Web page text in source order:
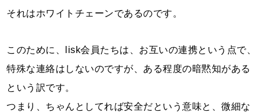
それはホワイトチェーンであるのです。
このために、lisk会員たちは、お互いの連携という点で、
特殊な連絡はしないのですが、ある程度の暗黙知がある
という訳です。
つまり、ちゃんとしてれば安全だという意味と、微細な